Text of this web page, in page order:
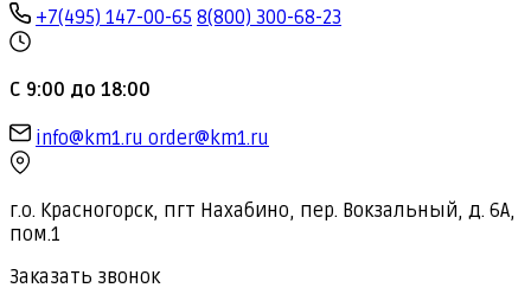
+7(495) 147-00-65 8(800) 300-68-23
С 9:00 до 18:00
info@km1.ru order@km1.ru
г.о. Красногорск, пгт Нахабино, пер. Вокзальный, д. 6А,
пом.1
Заказать звонок